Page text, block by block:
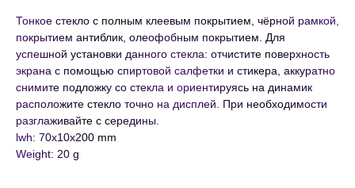
Тонкое стекло с полным клеевым покрытием, чёрной рамкой,
покрытием антиблик, олеофобным покрытием. Для
успешной установки данного стекла: отчистите поверхность
экрана с помощью спиртовой салфетки и стикера, аккуратно
снимите подложку со стекла и ориентируясь на динамик
расположите стекло точно на дисплей. При необходимости
разглаживайте с середины.
lwh: 70x10x200 mm
Weight: 20 g